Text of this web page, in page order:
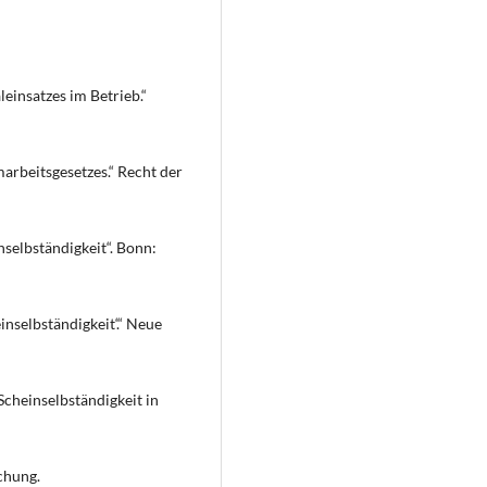
im Betrieb.“
Recht der
Bonn:
Neue
in